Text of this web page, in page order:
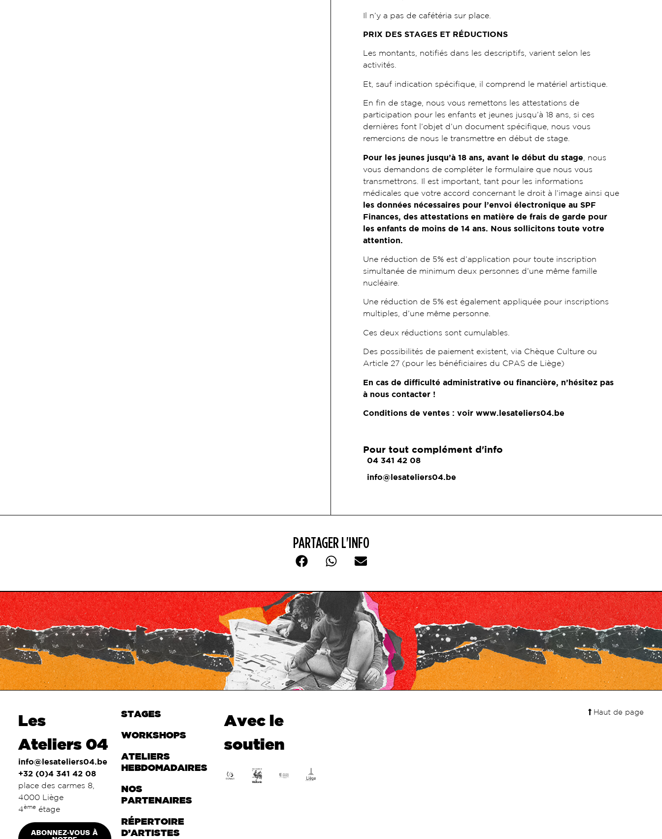
Il n’y a pas de cafétéria sur place.
PRIX DES STAGES ET RÉDUCTIONS
Les montants, notifiés dans les descriptifs, varient selon les
activités.
Et, sauf indication spécifique, il comprend le matériel artistique.
En fin de stage, nous vous remettons les attestations de
participation pour les enfants et jeunes jusqu’à 18 ans, si ces
dernières font l’objet d’un document spécifique, nous vous
remercions de nous le transmettre en début de stage.
Pour les jeunes jusqu’à 18 ans, avant le début du stage , nous
vous demandons de compléter le formulaire que nous vous
transmettrons. Il est important, tant pour les informations
médicales que votre accord concernant le droit à l’image ainsi que
les données nécessaires pour l’envoi électronique au SPF
Finances, des attestations en matière de frais de garde pour
les enfants de moins de 14 ans. Nous sollicitons toute votre
attention.
Une réduction de 5% est d’application pour toute inscription
simultanée de minimum deux personnes d’une même famille
nucléaire.
Une réduction de 5% est également appliquée pour inscriptions
multiples, d’une même personne.
Ces deux réductions sont cumulables.
Des possibilités de paiement existent, via Chèque Culture ou
Article 27 (pour les bénéficiaires du CPAS de Liège)
En cas de difficulté administrative ou financière, n’hésitez pas
à nous contacter !
Conditions de ventes : voir www.lesateliers04.be
Pour tout complément d'info
04 341 42 08
info@lesateliers04.be
PARTAGER L'INFO
Les
Ateliers 04
info@lesateliers04.be
+32 (0)4 341 42 08
place des carmes 8,
4000 Liège
4èmeétage
ABONNEZ-VOUS À
STAGES
WORKSHOPS
ATELIERS
HEBDOMADAIRES
NOS
PARTENAIRES
RÉPERTOIRE
D’ARTISTES
Avec le
soutien
Haut de page